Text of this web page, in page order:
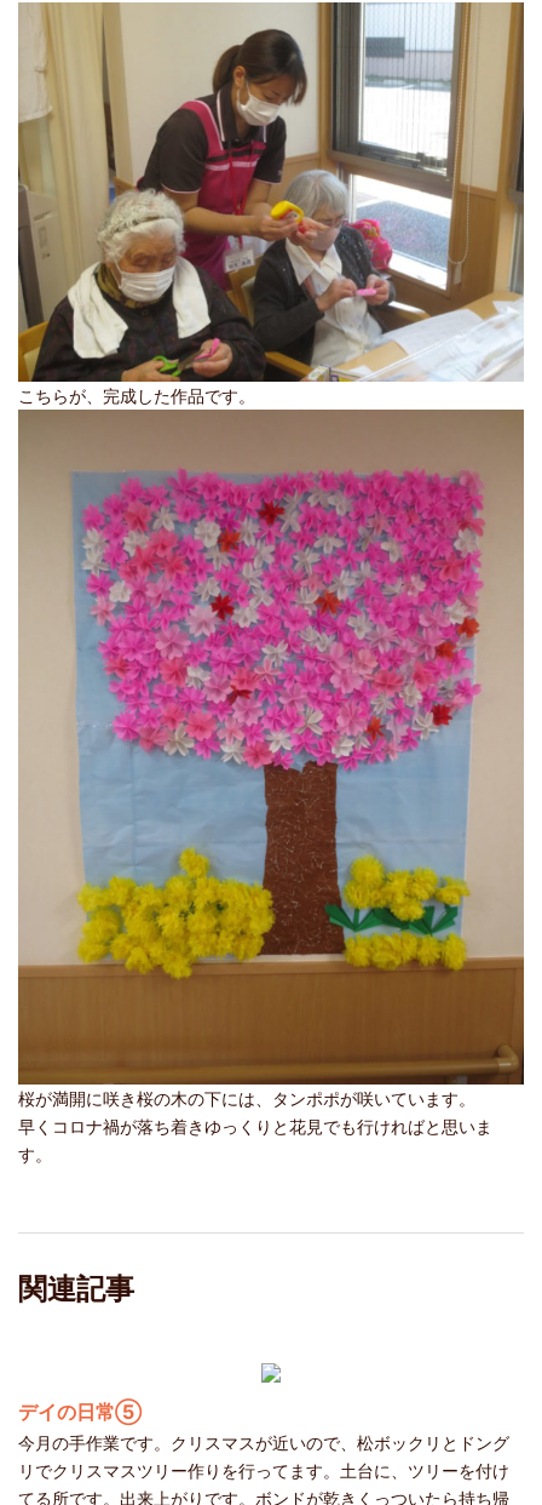
こちらが、完成した作品です。
桜が満開に咲き桜の木の下には、タンポポが咲いています。
早くコロナ禍が落ち着きゆっくりと花見でも行ければと思いま
す。
関連記事
デイの日常⑤
今月の手作業です。クリスマスが近いので、松ボックリとドング
リでクリスマスツリー作りを行ってます。土台に、ツリーを付け
てる所です。出来上がりです。ボンドが乾きくっついたら持ち帰